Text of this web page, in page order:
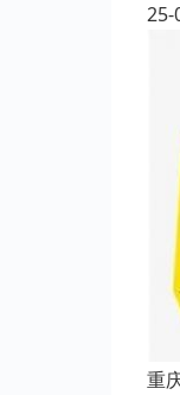
25-
重